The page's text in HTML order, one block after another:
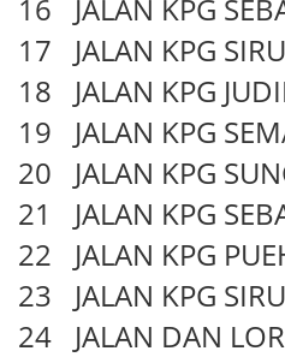
16
JALAN KPG
17
JALAN KPG
18
JALAN KPG
19
JALAN KPG
20
JALAN KPG
21
JALAN KPG
22
JALAN KPG
23
JALAN KPG
24
JALAN DAN